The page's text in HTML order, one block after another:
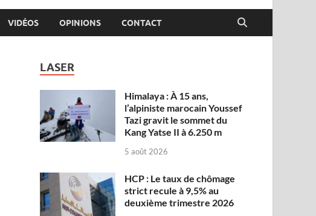
VIDÉOS OPINIONS CONTACT
LASER
Himalaya : À 15 ans,
l’alpiniste marocain Youssef
Tazi gravit le sommet du
Kang Yatse II à 6.250 m
5 août 2026
HCP : Le taux de chômage
strict recule à 9,5% au
deuxième trimestre 2026